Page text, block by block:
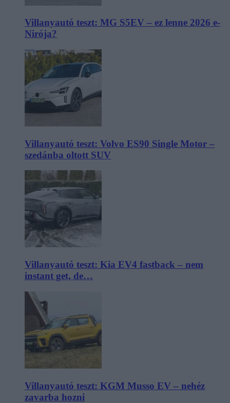
Villanyautó teszt: MG S5EV – ez lenne 2026 e-
Nirója?
Villanyautó teszt: Volvo ES90 Single Motor –
szedánba oltott SUV
Villanyautó teszt: Kia EV4 fastback – nem
instant get, de…
Villanyautó teszt: KGM Musso EV – nehéz
zavarba hozni